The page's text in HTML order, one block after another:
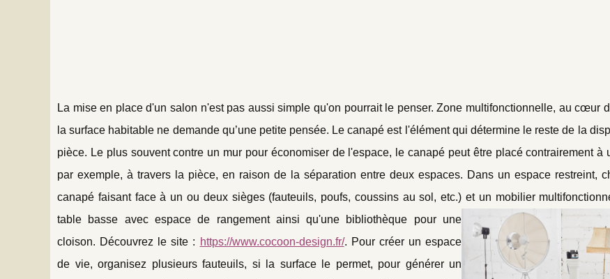
La mise en place d'un salon n'est pas aussi simple qu'on pourrait le penser. Zone multifonctionnelle, au cœur
la surface habitable ne demande qu’une petite pensée. Le canapé est l'élément qui détermine le reste de la
pièce. Le plus souvent contre un mur pour économiser de l'espace, le canapé peut être placé contrairement à
par exemple, à travers la pièce, en raison de la séparation entre deux espaces. Dans un espace restreint,
canapé faisant face à un ou deux sièges (fauteuils, poufs, coussins au sol, etc.) et un mobilier
table basse avec espace de rangement ainsi qu'une bibliothèque pour une
cloison. Découvrez le site : https://www.cocoon-design.fr/. Pour créer un espace
de vie, organisez plusieurs fauteuils, si la surface le permet, pour générer un